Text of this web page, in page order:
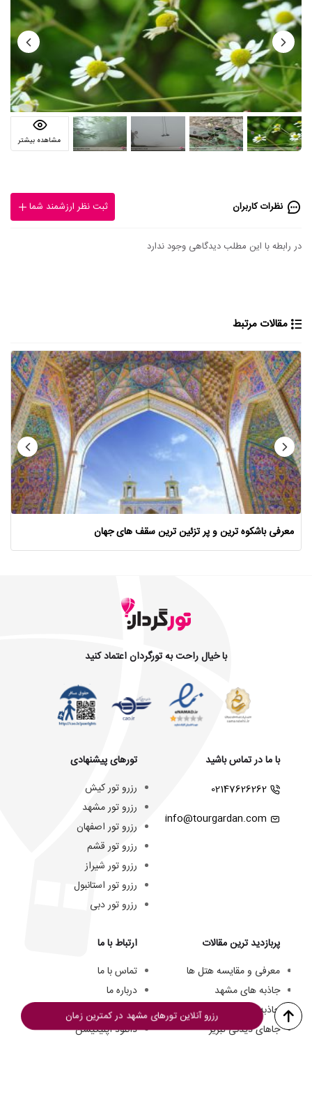
مشاهده بیشتر
نظرات کاربران ثبت نظر ارزشمند شما
در رابطه با این مطلب دیدگاهی وجود ندارد
مقالات مرتبط
معرفی باشکوه ترین و پر تزئین ترین سقف های جهان
رزرو آنلاین تورهای مشهد در کمترین زمان
با خیال راحت به تورگردان اعتماد کنید
با ما در تماس باشید
02147626262
info@tourgardan.com
تورهای پیشنهادی
رزرو تور کیش
رزرو تور مشهد
رزرو تور اصفهان
رزرو تور قشم
رزرو تور شیراز
رزرو تور استانبول
رزرو تور دبی
پربازدید ترین مقالات
معرفی و مقایسه هتل ها
جاذبه های مشهد
جاذبه های کیش
جاهای دیدنی تبریز
ارتباط با ما
تماس با ما
درباره ما
تیم ما
دانلود اپلیکیشن